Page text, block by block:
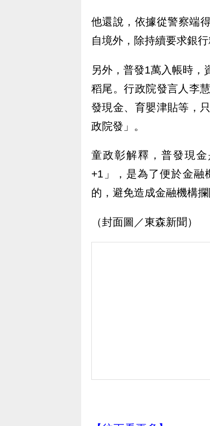
他還說，依據從警察端
自境外，除持續要求銀
另外，普發1萬入帳時，
稻尾。行政院發言人李
發現金、育嬰津貼等，
政院發」。
童政彰解釋，普發現
+1」，是為了便於金融
的，避免造成金融機構攔
（封面圖／東森新聞）